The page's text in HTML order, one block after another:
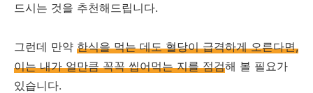
드시는 것을 추천해드립니다.
그런데 만약 한식을 먹는 데도 혈당이 급격하게 오른다면,
이는 내가 얼만큼 꼭꼭 씹어먹는 지를 점검해 볼 필요가
있습니다.